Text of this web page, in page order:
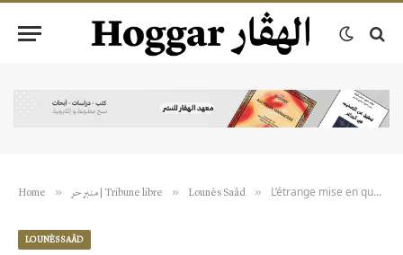
Home » منبر حر | Tribune libre » Lounès Saâd » L’étrange mise en quarantaine de Jeannette Bougrab
LOUNÈS SAÂD